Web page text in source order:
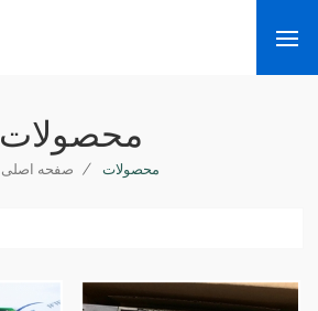
محصولات
صفحه اصلی / محصولات